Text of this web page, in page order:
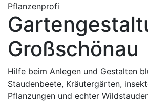
Pflanzenprofi
Großschönau
Hilfe beim Anlegen und Gestalten
Staudenbeete, Kräutergärten,
Pflanzungen und echter